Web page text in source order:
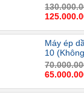
Máy ép
10